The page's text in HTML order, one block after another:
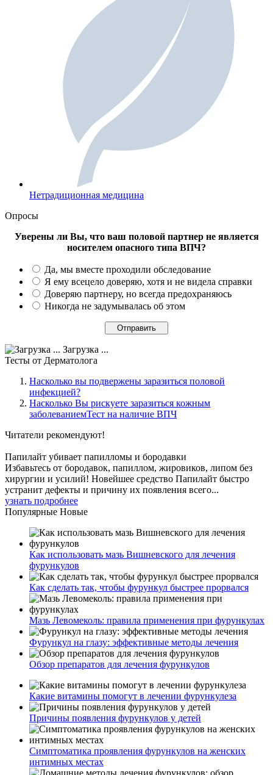
Нетрадиционная медицина
Опросы
Уверены ли Вы, что ваш половой партнер не является
носителем опасного типа ВПЧ?
Да, мы вместе проходили обследование
Я ему всецело доверяю, хотя и не видела справки
Доверяю партнеру, но всегда предохраняюсь
Никогда не задумывалась об этом
Загрузка ...
Тесты от Дерматолога
Насколько вы подвержены заразиться половой
инфекцией?
Насколько Вы рискуете заразиться кожным
заболеваниемТест на наличие ВПЧ
Читатели рекомендуют!
Папилайт убивает папилломы и бородавки
Избавьтесь от бородавок, папиллом, жировиков, липом без
хирургии и усилий! Новейшее средство Папилайт быстро
устранит дефекты и причину их появления всего...
узнать подробнее
Популярные Новые
Как использовать мазь Вишневского для лечения
фурункулов
Как сделать так, чтобы фурункул быстрее прорвался
Мазь Левомеколь: правила применения при фурункулах
Фурункул на глазу: эффективные методы лечения
Обзор препаратов для лечения фурункулов
Какие витамины помогут в лечении фурункулеза
Причины появления фурункулов у детей
Симптоматика проявления фурункулов на женских
интимных местах